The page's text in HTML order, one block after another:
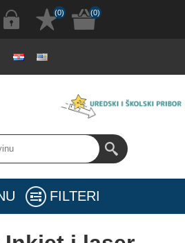
(0) (0)
FILTERI